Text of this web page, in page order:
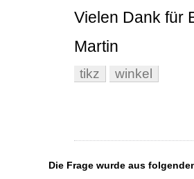
Vielen Dank für
Martin
tikz winkel
Die Frage wurde aus